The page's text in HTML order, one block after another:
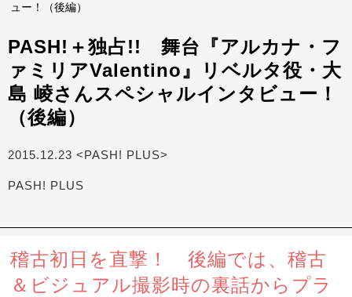
ュー！（後編）
PASH!＋独占!! 舞台『アルカナ・フ
ァミリアValentino』リベルタ役・大
島 崚さんスペシャルインタビュー！
（後編）
2015.12.23 <PASH! PLUS>
PASH! PLUS
稽古初日を直撃！ 後編では、稽古
＆ビジュアル撮影時の裏話からプラ